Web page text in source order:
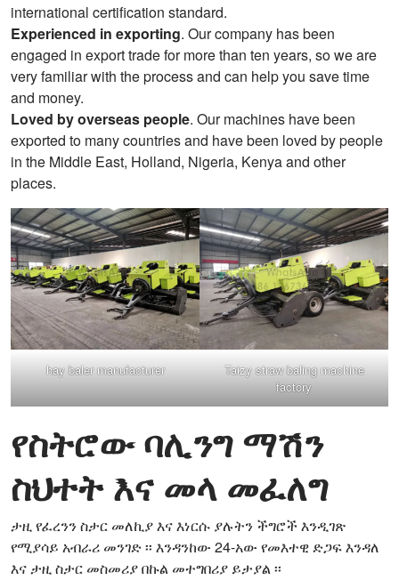
international certification standard.
Experienced in exporting. Our company has been
engaged in export trade for more than ten years, so we are
very familiar with the process and can help you save time
and money.
Loved by overseas people. Our machines have been
exported to many countries and have been loved by people
in the Middle East, Holland, Nigeria, Kenya and other
places.
hay baler manufacturer
Taizy straw baling machine
factory
የስትሮው ባሊንግ ማሽን
ስህተት እና መላ መፈለግ
ታዚ የፈረንን ስታር መለኪያ እና እነርሱ ያሉትን ችግሮች እንዲገጽ
የሚያሳይ አብራሪ መንገድ ፡፡ እንዳንከው 24-አው የመእተዊ ድጋፍ እንዳለ
እና ታዚ ስታር መስመሪያ በኩል መተግበሪያ ይታያል ፡፡